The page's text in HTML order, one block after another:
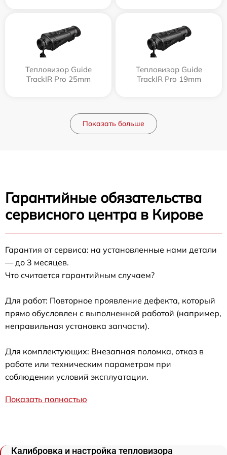
Тепловизор Guide
TrackIR Pro 25mm
Тепловизор Guide
TrackIR Pro 19mm
Показать больше
Гарантийные обязательства
сервисного центра в Кирове
Гарантия от сервиса: на установленные нами детали
— до 3 месяцев.
Что считается гарантийным случаем?
Для работ: Повторное проявление дефекта, который
прямо обусловлен с выполненной работой (например,
неправильная установка запчасти).
Для комплектующих: Внезапная поломка, отказ в
работе или техническим параметрам при
соблюдении условий эксплуатации.
Показать полностью
Калибровка и настройка тепловизора